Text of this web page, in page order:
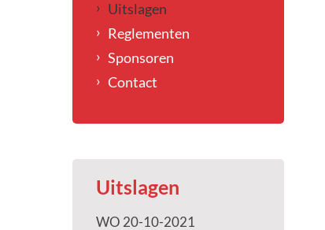
Uitslagen
Reglementen
Sponsoren
Contact
Uitslagen
WO 20-10-2021